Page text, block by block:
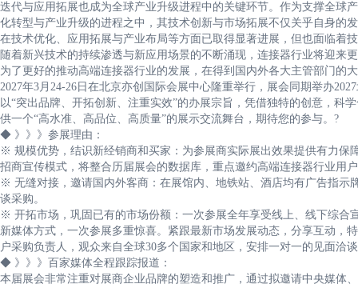
迭代与应用拓展也成为全球产业升级进程中的关键环节。作为支撑全球
化转型与产业升级的进程之中，其技术创新与市场拓展不仅关乎自身的
在技术优化、应用拓展与产业布局等方面已取得显著进展，但也面临着
随着新兴技术的持续渗透与新应用场景的不断涌现，连接器行业将迎来
为了更好的推动高端连接器行业的发展，在得到国内外各大主管部门的
2027年3月24-26日在北京亦创国际会展中心隆重举行，展会同期举办
以“突出品牌、开拓创新、注重实效”的办展宗旨，凭借独特的创意，科
供一个“高水准、高品位、高质量”的展示交流舞台，期待您的参与。?
◆ 》》》参展理由：
※ 规模优势，结识新经销商和买家：为参展商实际展出效果提供有力保
招商宣传模式，将整合历届展会的数据库，重点邀约高端连接器行业用
※ 无缝对接，邀请国内外客商：在展馆内、地铁站、酒店均有广告指示
谈采购。
※ 开拓市场，巩固已有的市场份额：一次参展全年享受线上、线下综合
新媒体方式，一次参展多重惊喜。紧跟最新市场发展动态，分享互动，
户采购负责人，观众来自全球30多个国家和地区，安排一对一的见面洽
◆ 》》》百家媒体全程跟踪报道：
本届展会非常注重对展商企业品牌的塑造和推广，通过拟邀请中央媒体